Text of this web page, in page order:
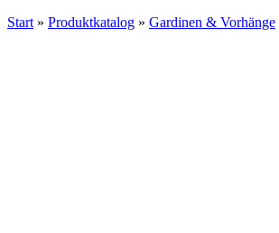
Start » Produktkatalog » Gardinen & Vorhänge